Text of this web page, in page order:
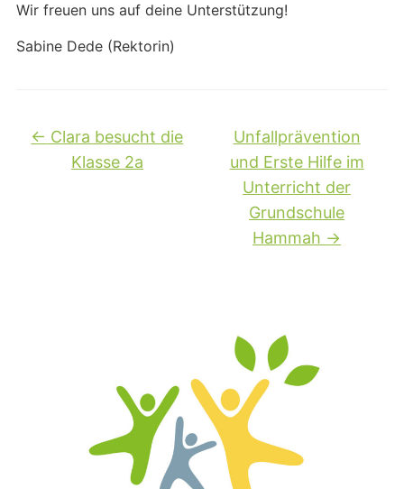
Wir freuen uns auf deine Unterstützung!
Sabine Dede (Rektorin)
← Clara besucht die
Klasse 2a
Unfallprävention
und Erste Hilfe im
Unterricht der
Grundschule
Hammah →